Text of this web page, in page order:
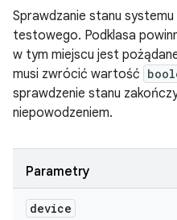
Sprawdzanie stanu systemu
testowego. Podklasa
w tym miejscu jest
musi zwrócić wartość
sprawdzenie stanu
niepowodzeniem.
Parametry
device